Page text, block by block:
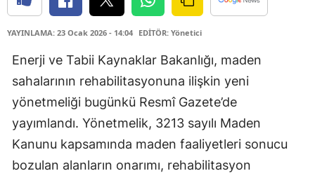
YAYINLAMA: 23 Ocak 2026 - 14:04 EDİTÖR: Yönetici
Enerji ve Tabii Kaynaklar Bakanlığı, maden
sahalarının rehabilitasyonuna ilişkin yeni
yönetmeliği bugünkü Resmî Gazete’de
yayımlandı. Yönetmelik, 3213 sayılı Maden
Kanunu kapsamında maden faaliyetleri sonucu
bozulan alanların onarımı, rehabilitasyon